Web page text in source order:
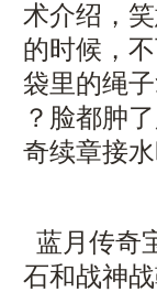
术介绍，
的时候，
袋里的绳
？脸都肿
奇续章接
蓝月传奇
石和战神